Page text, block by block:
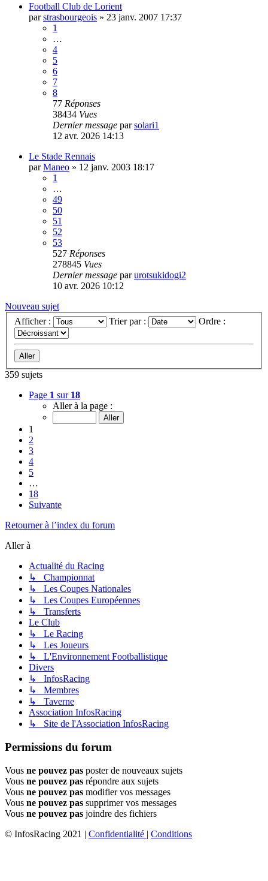
Football Club de Lorient
parstrasbourgeois » 23 janv. 2007 17:37
1
…
4
5
6
7
8
77 Réponses
38434 Vues
Dernier message parsolari1
12 avr. 2026 14:13
Le Stade Rennais
parManeo » 12 janv. 2003 18:17
1
…
49
50
51
52
53
527 Réponses
278845 Vues
Dernier message parurotsukidogi2
10 avr. 2026 10:12
Nouveau sujet
Afficher :
Trier par : Ordre :
359 sujets
Page 1 sur 18
Aller à la page :
1
2
3
4
5
…
18
Suivante
Retourner à l’index du forum
Aller à
Actualité du Racing
↳ Championnat
↳ Les Coupes Nationales
↳ Les Coupes Européennes
↳ Transferts
Le Club
↳ Le Racing
↳ Les Joueurs
↳ L'Environnement Footballistique
Divers
↳ InfosRacing
↳ Membres
↳ Taverne
Association InfosRacing
↳ Site de l'Association InfosRacing
Permissions du forum
Vous ne pouvez pas poster de nouveaux sujets
Vous ne pouvez pas répondre aux sujets
Vous ne pouvez pas modifier vos messages
Vous ne pouvez pas supprimer vos messages
Vous ne pouvez pas joindre des fichiers
© InfosRacing 2021 | Confidentialité | Conditions